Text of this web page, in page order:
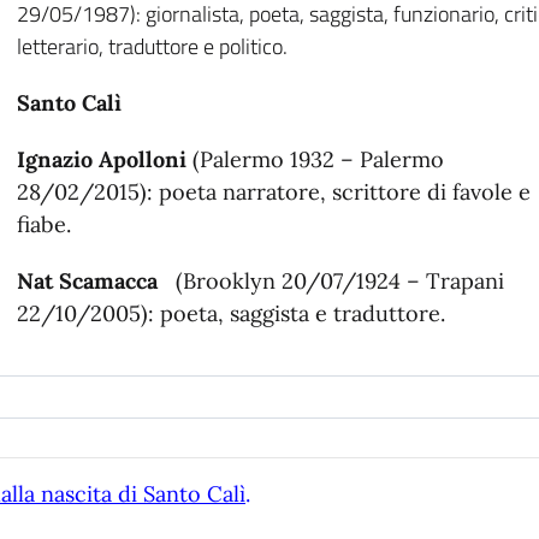
29/05/1987): giornalista, poeta, saggista, funzionario,
letterario, traduttore e politico.
Santo Calì
Ignazio Apolloni (Palermo 1932 – Palermo
28/02/2015): poeta narratore, scrittore di favole e
fiabe.
Nat Scamacca(Brooklyn 20/07/1924 – Trapani
22/10/2005): poeta, saggista e traduttore.
nascita di Santo Calì.